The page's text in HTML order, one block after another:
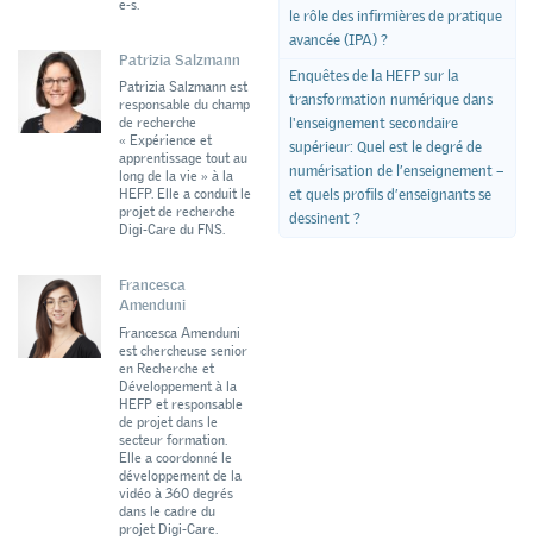
e-s.
Patrizia Salzmann
Patrizia Salzmann est
responsable du champ
de recherche
« Expérience et
apprentissage tout au
long de la vie » à la
HEFP. Elle a conduit le
projet de recherche
Digi-Care du FNS.
Francesca
Amenduni
Francesca Amenduni
est chercheuse senior
en Recherche et
Développement à la
HEFP et responsable
de projet dans le
secteur formation.
Elle a coordonné le
développement de la
vidéo à 360 degrés
dans le cadre du
projet Digi-Care.
le rôle des infirmières de pratique
avancée (IPA) ?
Enquêtes de la HEFP sur la
transformation numérique dans
l'enseignement secondaire
supérieur: Quel est le degré de
numérisation de l’enseignement –
et quels profils d’enseignants se
dessinent ?